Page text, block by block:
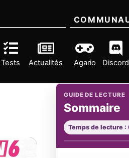
Tests Actualités Agario Discord
GUIDE DE LECTURE
Sommaire
Temps de lecture :